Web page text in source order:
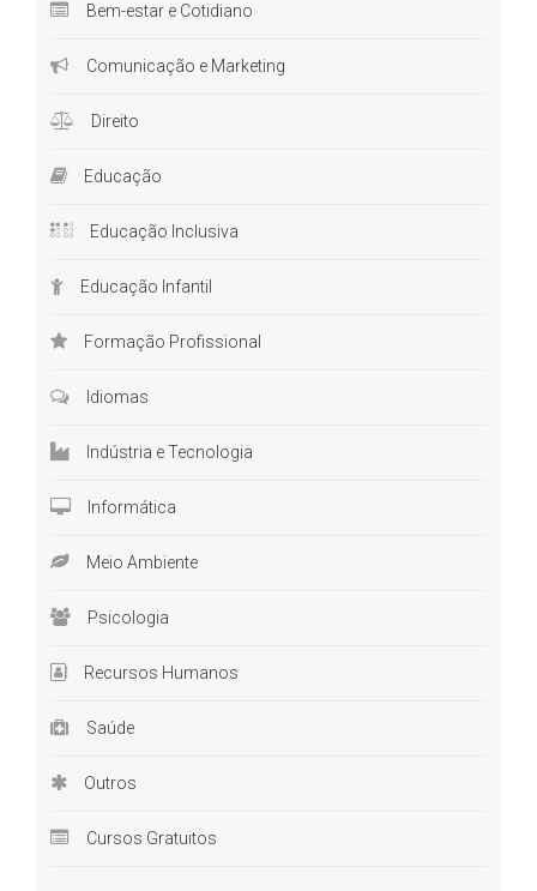
Bem-estar e Cotidiano
Comunicação e Marketing
Direito
Educação
Educação Inclusiva
Educação Infantil
Formação Profissional
Idiomas
Indústria e Tecnologia
Informática
Meio Ambiente
Psicologia
Recursos Humanos
Saúde
Outros
Cursos Gratuitos